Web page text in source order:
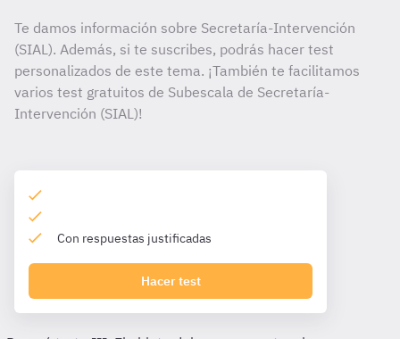
Te damos información sobre Secretaría-Intervención
(SIAL). Además, si te suscribes, podrás hacer test
personalizados de este tema. ¡También te facilitamos
varios test gratuitos de Subescala de Secretaría-
Intervención (SIAL)!
Con respuestas justificadas
Hacer test